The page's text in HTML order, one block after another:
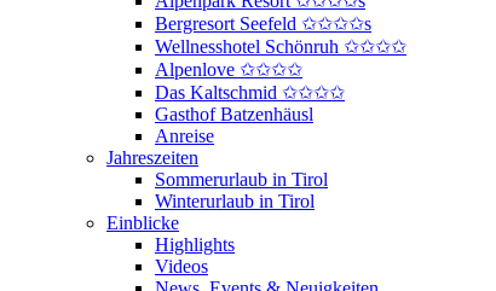
Bergresort Seefeld ✩✩✩✩s
Wellnesshotel Schönruh ✩✩✩✩
Alpenlove ✩✩✩✩
Das Kaltschmid ✩✩✩✩
Gasthof Batzenhäusl
Anreise
Jahreszeiten
Sommerurlaub in Tirol
Winterurlaub in Tirol
Einblicke
Highlights
Videos